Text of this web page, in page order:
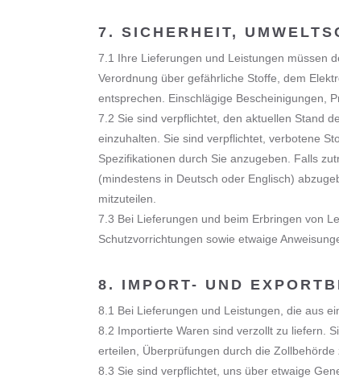
7. SICHERHEIT,
7.1 Ihre Lieferungen und Leistungen müssen
Verordnung über gefährliche Stoffe, dem
entsprechen. Einschlägige Bescheinigungen,
7.2 Sie sind verpflichtet, den aktuellen Stand
einzuhalten. Sie sind verpflichtet, verbotene
Spezifikationen durch Sie anzugeben. Falls
(mindestens in Deutsch oder Englisch)
mitzuteilen.
7.3 Bei Lieferungen und beim Erbringen von
Schutzvorrichtungen sowie etwaige
8. IMPORT- UND
8.1 Bei Lieferungen und Leistungen, die aus
8.2 Importierte Waren sind verzollt zu liefern.
erteilen, Überprüfungen durch die
8.3 Sie sind verpflichtet, uns über etwaige